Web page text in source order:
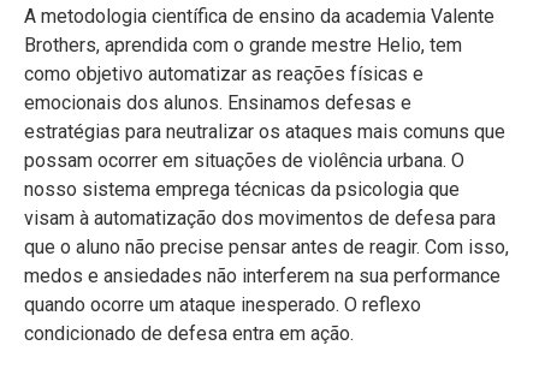
A metodologia científica de ensino da academia Valente
Brothers, aprendida com o grande mestre Helio, tem
como objetivo automatizar as reações físicas e
emocionais dos alunos. Ensinamos defesas e
estratégias para neutralizar os ataques mais comuns que
possam ocorrer em situações de violência urbana. O
nosso sistema emprega técnicas da psicologia que
visam à automatização dos movimentos de defesa para
que o aluno não precise pensar antes de reagir. Com isso,
medos e ansiedades não interferem na sua performance
quando ocorre um ataque inesperado. O reflexo
condicionado de defesa entra em ação.